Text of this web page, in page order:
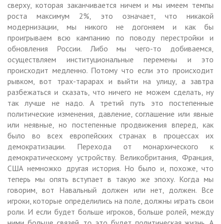
сверху, которая заканчивается ничем и мы имеем темпы
роста максимум 2%, это означает, что никакой
модернизации, мы никого не догоняем и как бы
проигрываем всю кампанию по поводу перестройки и
обновления России. Либо мы чего-то добиваемся,
осуществляем институциональные перемены и это
происходит медленно. Потому что если это происходит
рывком, вот трах-тарарах и выйти на улицу, а завтра
разбежаться и сказать, что ничего не можем сделать, ну
так лучше не надо. А третий путь это постепенные
политические изменения, давление, соглашение или явные
или неявные, но постепенные продвижения вперед, как
было во всех европейских странах в процессах их
демократизации. Перехода от монархического к
демократическому устройству. Великобритания, Франция,
США немножко другая история. Но было и, похоже, что
теперь мы опять вступает в такую же эпоху. Когда мы
говорим, вот Навальный должен или нет, должен. Все
игроки, которые определились на поле, должны играть свои
роли. И если будет больше игроков, больше ролей, между